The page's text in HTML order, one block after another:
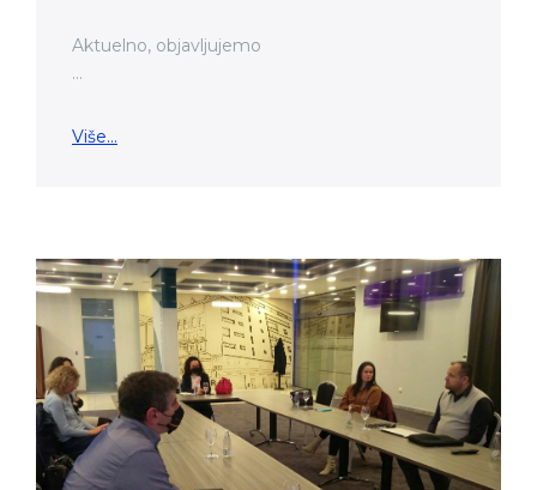
Aktuelno, objavljujemo
...
Više...